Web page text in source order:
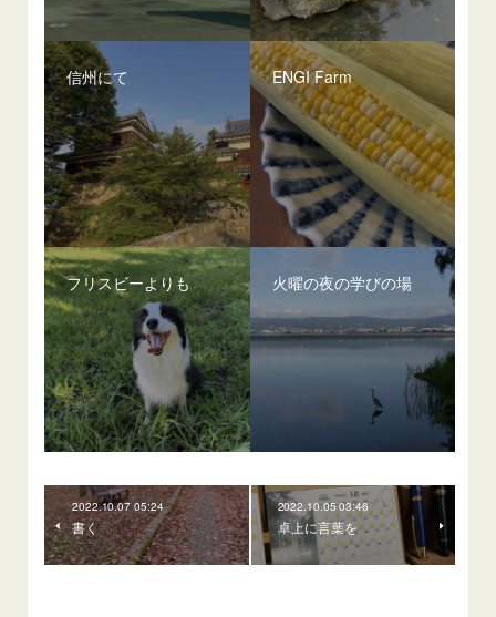
信州にて ENGI Farm
フリスビーよりも 火曜の夜の学びの場
2022.10.07 05:24
書く
2022.10.05 03:46
卓上に言葉を